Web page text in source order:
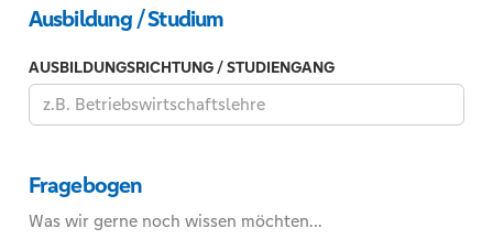
Ausbildung / Studium
AUSBILDUNGSRICHTUNG / STUDIENGANG
Fragebogen
Was wir gerne noch wissen möchten...